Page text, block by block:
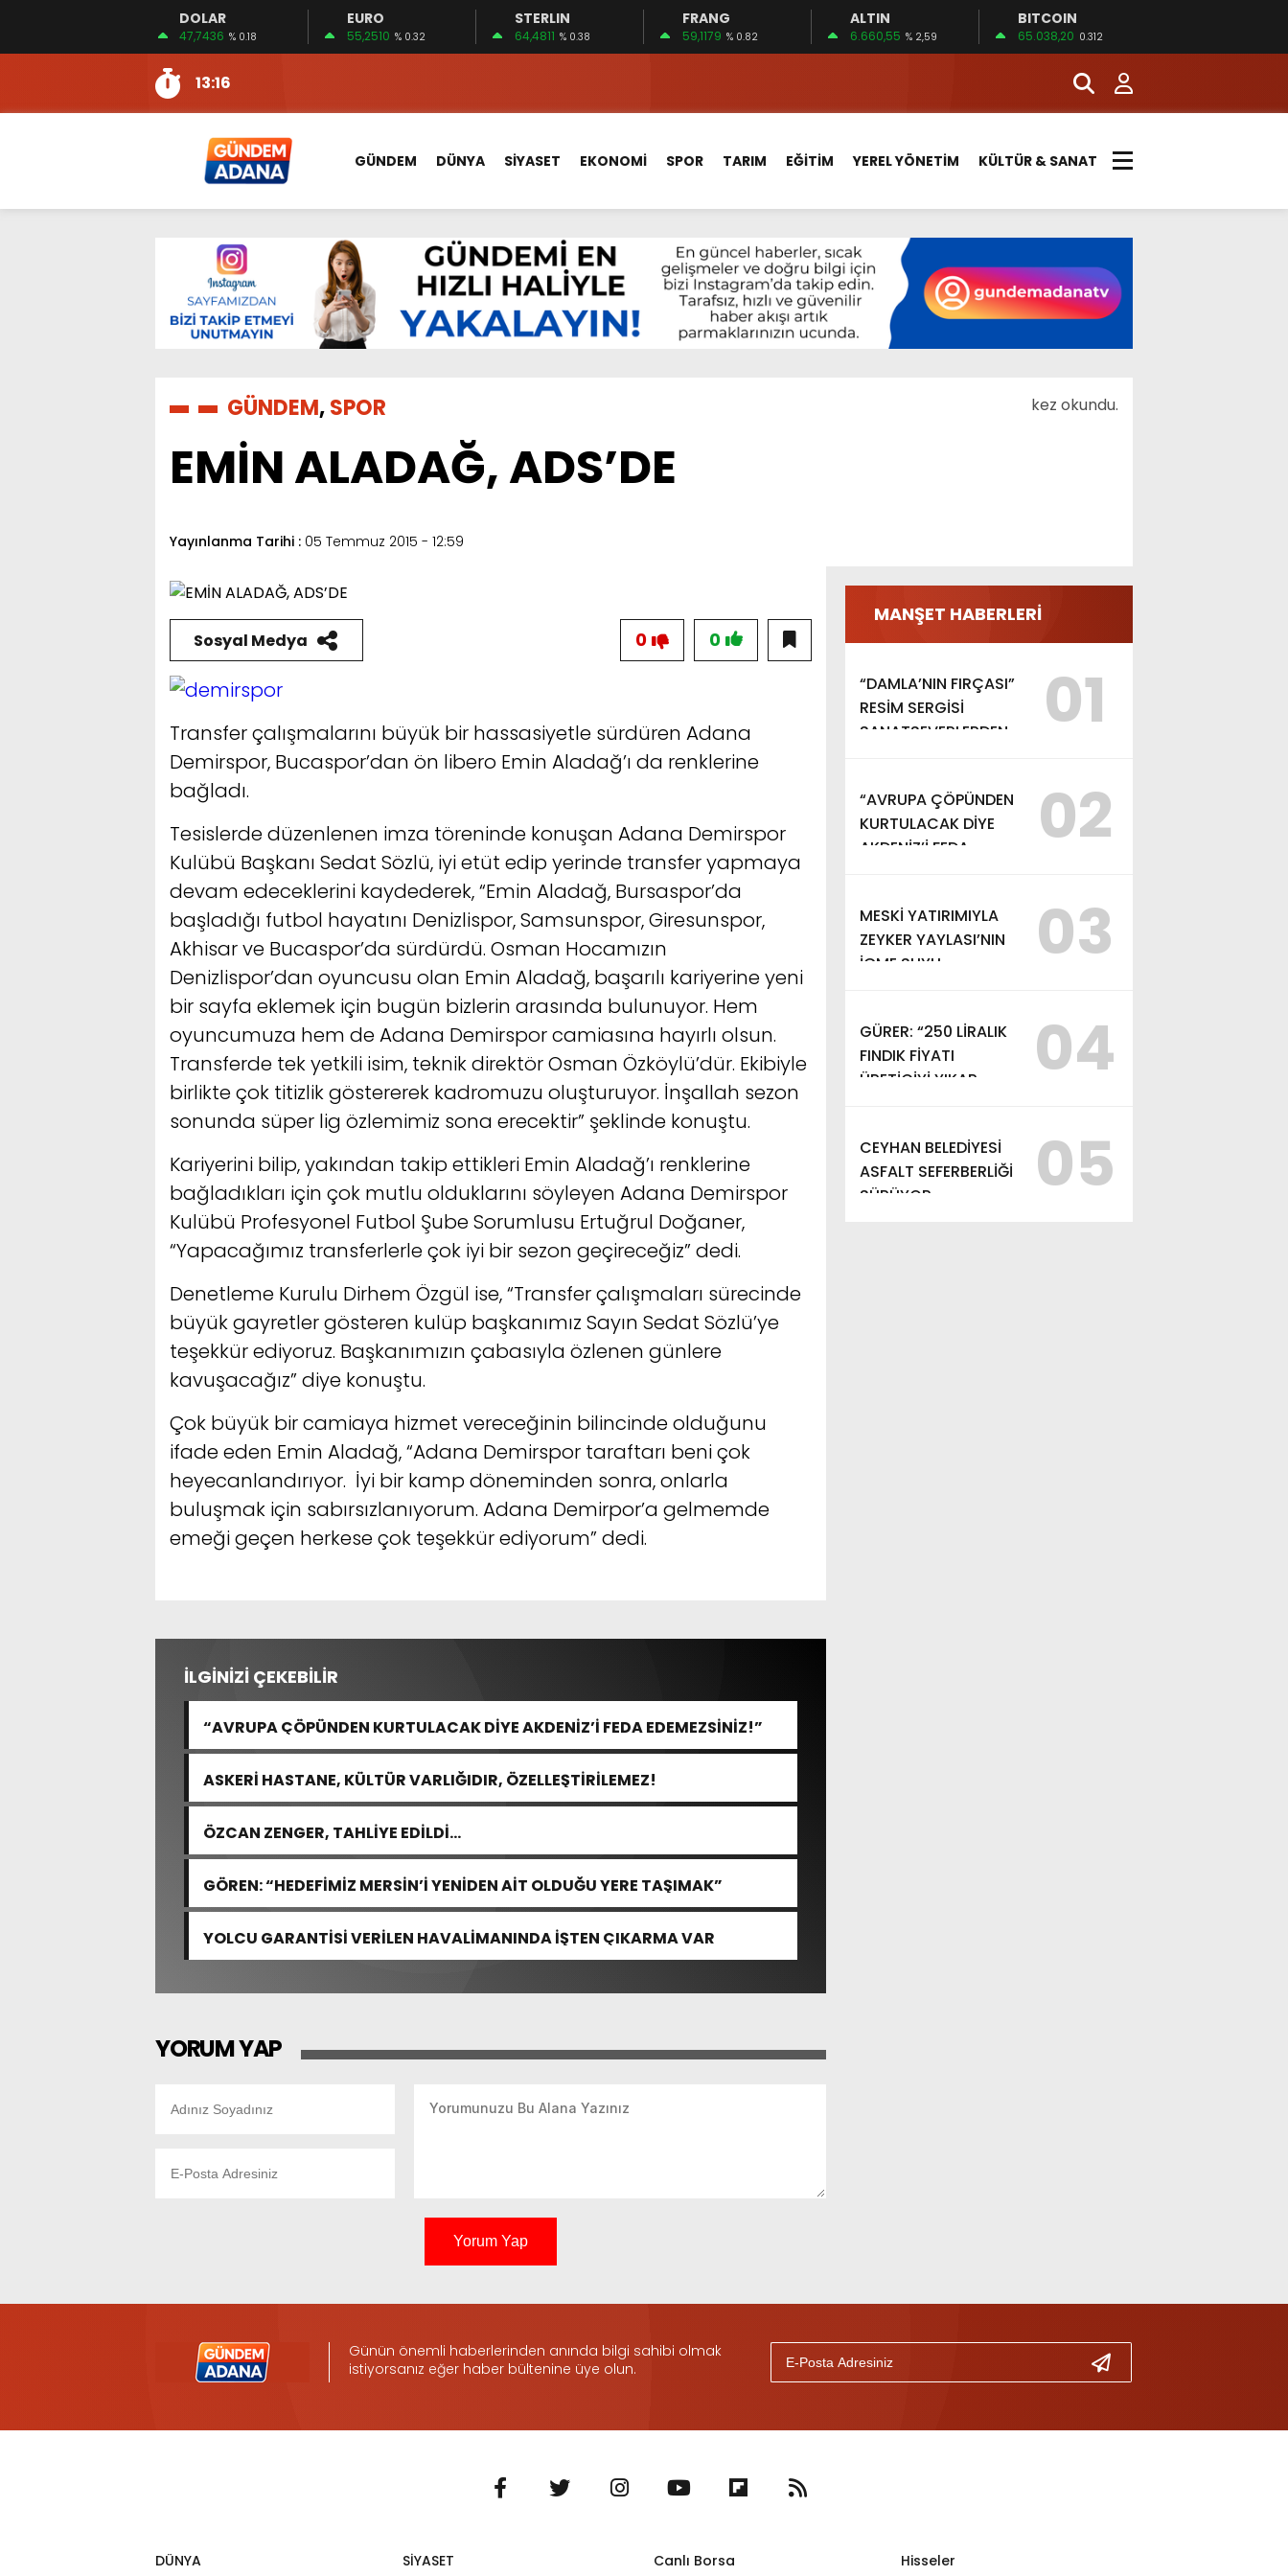
DOLAR
47,7436 % 0.18
EURO
55,2510 % 0.32
STERLIN
64,4811 % 0.38
FRANG
59,1179 % 0.82
ALTIN
6.660,55 % 2,59
BITCOIN
65.038,20 0.312
13:10
İKİNCİ 500’DE ADANA’DAN 15 FİRMA
13:16
2:08
16:00
AKILLI MERCEK HERKES İÇİN UYGUN MU?
10:06
ADANA’DAKİ CİNAYETLER MECLİSTE KONUŞULDU
13:54
NACAR: ESNAFIN SAĞLIK HİZMETLERİNİ KONUŞTUK
13:19
NACAR, DAHA İYİ SAĞLIK HİZMETLERİ İÇİN SAHADA
SULAMA KANALLARINDAKİ BOĞULMALARI ÖNLEMEK İÇİN GÖRÜŞTÜLER…
14:24
HERKES İÇİN ERİŞİLEBİLİR BEYİN SAĞLIĞI!
14:22
EMEKLİLER EN DÜŞÜK EMEKLİ AYLIĞININ 40 BİN LİRA OLMASINI İSTİYOR!
13:10
İKİNCİ 500’DE ADANA’DAN 15 FİRMA
GÜNDEM DÜNYA SİYASET EKONOMİ SPOR TARIM EĞİTİM YEREL YÖNETİM KÜLTÜR & SANAT
GÜNDEM,SPOR kez okundu.
EMİN ALADAĞ, ADS’DE
Yayınlanma Tarihi : 05 Temmuz 2015 - 12:59
MANŞET HABERLERİ
“DAMLA’NIN FIRÇASI”
RESİM SERGİSİ
SANATSEVERLERDEN
01
“AVRUPA ÇÖPÜNDEN
KURTULACAK DİYE
AKDENİZ’İ FEDA
02
MESKİ YATIRIMIYLA
ZEYKER YAYLASI’NIN
İÇME SUYU
03
GÜRER: “250 LİRALIK
FINDIK FİYATI
ÜRETİCİYİ YIKAR,
04
CEYHAN BELEDİYESİ
ASFALT SEFERBERLİĞİ
SÜRÜYOR
05
Sosyal Medya 0
0
Transfer çalışmalarını büyük bir hassasiyetle sürdüren Adana
Demirspor, Bucaspor’dan ön libero Emin Aladağ’ı da renklerine
bağladı.
Tesislerde düzenlenen imza töreninde konuşan Adana Demirspor
Kulübü Başkanı Sedat Sözlü, iyi etüt edip yerinde transfer yapmaya
devam edeceklerini kaydederek, “Emin Aladağ, Bursaspor’da
başladığı futbol hayatını Denizlispor, Samsunspor, Giresunspor,
Akhisar ve Bucaspor’da sürdürdü. Osman Hocamızın
Denizlispor’dan oyuncusu olan Emin Aladağ, başarılı kariyerine yeni
bir sayfa eklemek için bugün bizlerin arasında bulunuyor. Hem
oyuncumuza hem de Adana Demirspor camiasına hayırlı olsun.
Transferde tek yetkili isim, teknik direktör Osman Özköylü’dür. Ekibiyle
birlikte çok titizlik göstererek kadromuzu oluşturuyor. İnşallah sezon
sonunda süper lig özlemimiz sona erecektir” şeklinde konuştu.
Kariyerini bilip, yakından takip ettikleri Emin Aladağ’ı renklerine
bağladıkları için çok mutlu olduklarını söyleyen Adana Demirspor
Kulübü Profesyonel Futbol Şube Sorumlusu Ertuğrul Doğaner,
“Yapacağımız transferlerle çok iyi bir sezon geçireceğiz” dedi.
Denetleme Kurulu Dirhem Özgül ise, “Transfer çalışmaları sürecinde
büyük gayretler gösteren kulüp başkanımız Sayın Sedat Sözlü’ye
teşekkür ediyoruz. Başkanımızın çabasıyla özlenen günlere
kavuşacağız” diye konuştu.
Çok büyük bir camiaya hizmet vereceğinin bilincinde olduğunu
ifade eden Emin Aladağ, “Adana Demirspor taraftarı beni çok
heyecanlandırıyor. İyi bir kamp döneminden sonra, onlarla
buluşmak için sabırsızlanıyorum. Adana Demirpor’a gelmemde
emeği geçen herkese çok teşekkür ediyorum” dedi.
İLGİNİZİ ÇEKEBİLİR
“AVRUPA ÇÖPÜNDEN KURTULACAK DİYE AKDENİZ’İ FEDA EDEMEZSİNİZ!”
ASKERİ HASTANE, KÜLTÜR VARLIĞIDIR, ÖZELLEŞTİRİLEMEZ!
ÖZCAN ZENGER, TAHLİYE EDİLDİ…
GÖREN: “HEDEFİMİZ MERSİN’İ YENİDEN AİT OLDUĞU YERE TAŞIMAK”
YOLCU GARANTİSİ VERİLEN HAVALİMANINDA İŞTEN ÇIKARMA VAR
YORUM YAP
Yorum Yap
Günün önemli haberlerinden anında bilgi sahibi olmak
istiyorsanız eğer haber bültenine üye olun.
DÜNYA SİYASET Canlı Borsa Hisseler